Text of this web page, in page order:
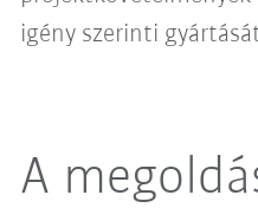
igény szerinti
A